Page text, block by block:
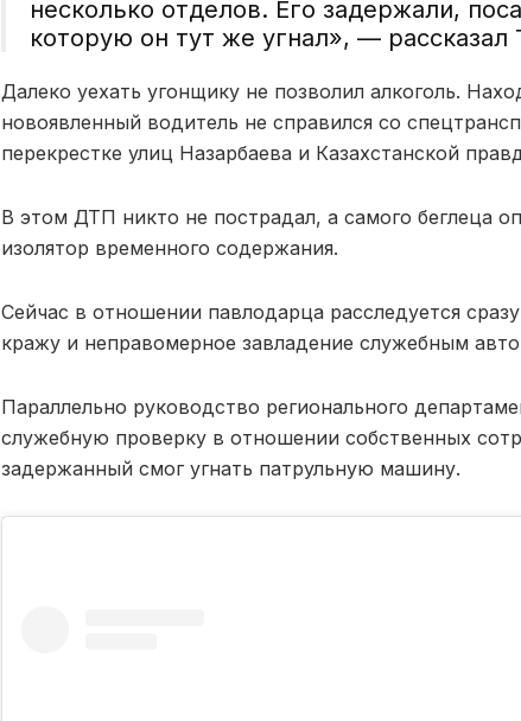
несколько отделов. Его задержали,
которую он тут же угнал», — рассказал
Далеко уехать угонщику не позволил алкоголь.
новоявленный водитель не справился со
перекрестке улиц Назарбаева и Казахстанской
В этом ДТП никто не пострадал, а самого беглеца
изолятор временного содержания.
Сейчас в отношении павлодарца расследуется
кражу и неправомерное завладение служебным
Параллельно руководство регионального
служебную проверку в отношении собственных
задержанный смог угнать патрульную машину.